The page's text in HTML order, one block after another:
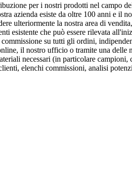
per i nostri prodotti nel campo
azienda esiste da oltre 100 anni e il
ulteriormente la nostra area di
esistente che può essere rilevata
su tutti gli ordini,
il nostro ufficio o tramite una delle
necessari (in particolare campioni,
elenchi commissioni, analisi